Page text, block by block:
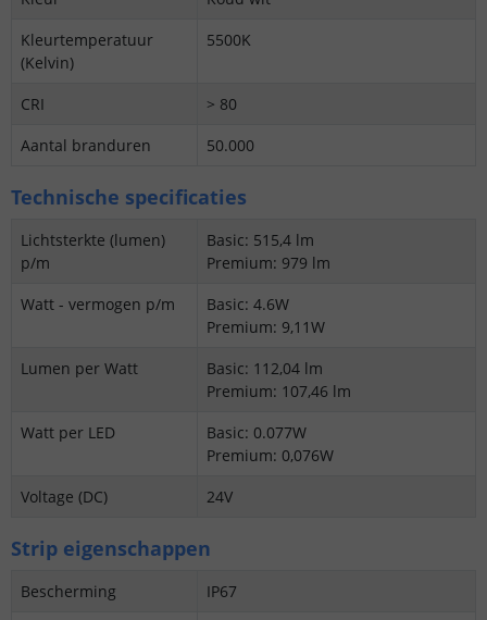
Kleurtemperatuur
(Kelvin)
5500K
CRI
> 80
Aantal branduren
50.000
Technische specificaties
Lichtsterkte (lumen)
p/m
Basic: 515,4 lm
Premium: 979 lm
Watt - vermogen p/m
Basic: 4.6W
Premium: 9,11W
Lumen per Watt
Basic: 112,04 lm
Premium: 107,46 lm
Watt per LED
Basic: 0.077W
Premium: 0,076W
Voltage (DC)
24V
Strip eigenschappen
Bescherming
IP67